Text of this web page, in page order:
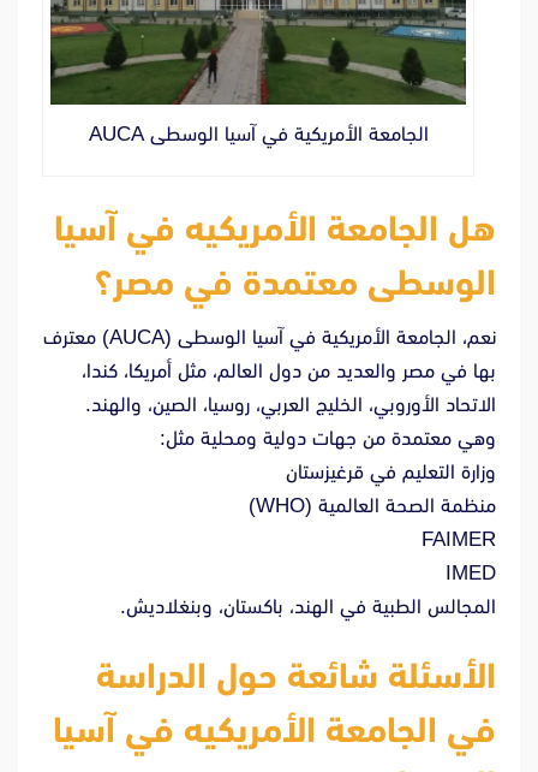
الجامعة الأمريكية في آسيا الوسطى AUCA
هل الجامعة الأمريكيه في آسيا
الوسطى معتمدة في مصر؟
نعم، الجامعة الأمريكية في آسيا الوسطى (AUCA) معترف
بها في مصر والعديد من دول العالم، مثل أمريكا، كندا،
الاتحاد الأوروبي، الخليج العربي، روسيا، الصين، والهند.
وهي معتمدة من جهات دولية ومحلية مثل:
وزارة التعليم في قرغيزستان
منظمة الصحة العالمية (WHO)
FAIMER
IMED
المجالس الطبية في الهند، باكستان، وبنغلاديش.
الأسئلة شائعة حول الدراسة
في الجامعة الأمريكيه في آسيا